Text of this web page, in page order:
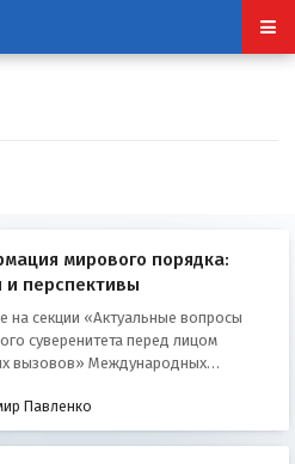
мирового порядка:
и перспективы
на секции «Актуальные вопросы
суверенитета перед лицом
вызовов» Международных
Павленко